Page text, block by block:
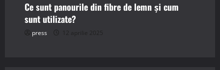
Ce sunt panourile din fibre de lemn și cum
sunt utilizate?
press 12 aprilie 2025